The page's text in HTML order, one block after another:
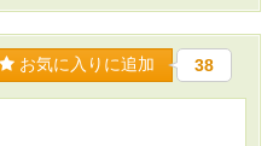
お気に入りに追加 38